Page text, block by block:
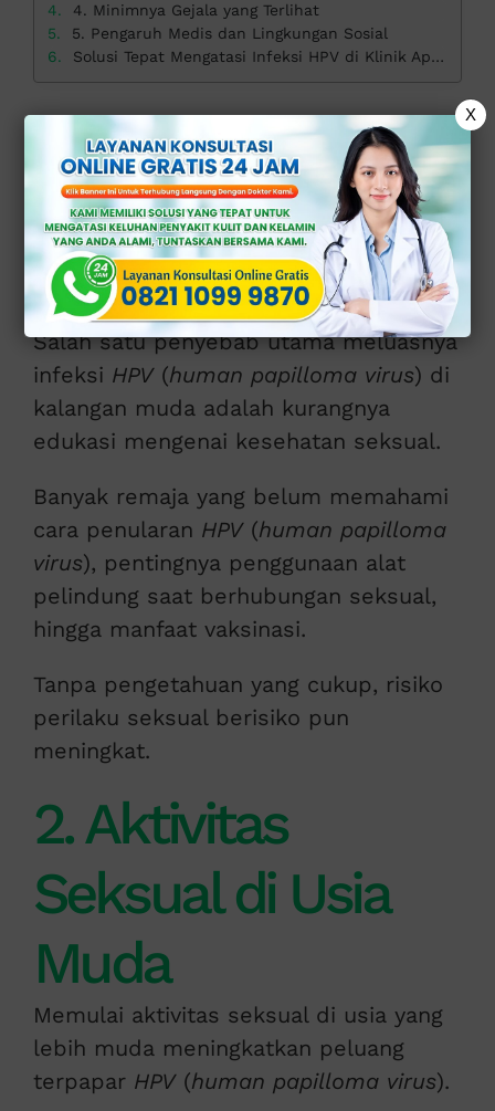
4. Minimnya Gejala yang Terlihat
5. Pengaruh Medis dan Lingkungan Sosial
Solusi Tepat Mengatasi Infeksi HPV di Klinik Apollo
1. Kurangnya
Edukasi Seksual
Sejak Dini
Salah satu penyebab utama meluasnya
infeksi HPV(human papilloma virus) di
kalangan muda adalah kurangnya
edukasi mengenai kesehatan seksual.
Banyak remaja yang belum memahami
cara penularan HPV(human papilloma
virus), pentingnya penggunaan alat
pelindung saat berhubungan seksual,
hingga manfaat vaksinasi.
Tanpa pengetahuan yang cukup, risiko
perilaku seksual berisiko pun
meningkat.
2. Aktivitas
Seksual di Usia
Muda
Memulai aktivitas seksual di usia yang
lebih muda meningkatkan peluang
terpapar HPV(human papilloma virus).
X